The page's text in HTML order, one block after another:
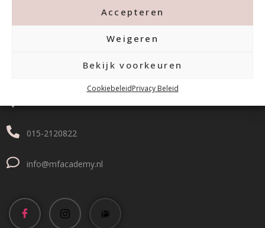
Accepteren
Weigeren
Bekijk voorkeuren
CookiebeleidPrivacy Beleid
015-2120822
info@mfacademy.nl